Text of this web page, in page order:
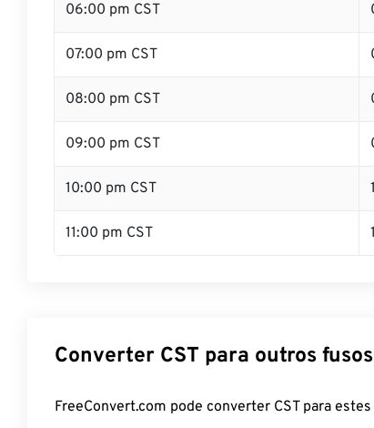
06:00 pm CST
07:00 pm CST
08:00 pm CST
09:00 pm CST
10:00 pm CST
11:00 pm CST
Converter CST para outros
FreeConvert.com pode converter CST para